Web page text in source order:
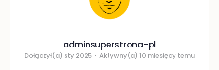
adminsuperstrona-pl
Dołączył(a) sty 2025 • Aktywny(a) 10 miesięcy temu